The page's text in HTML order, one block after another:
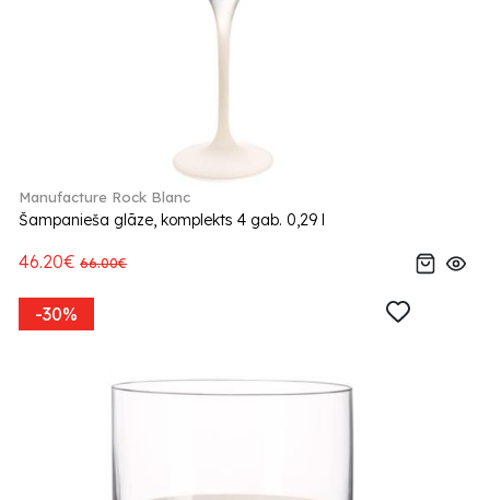
Manufacture Rock Blanc
Šampanieša glāze, komplekts 4 gab. 0,29 l
46.20€ 66.00€
-30%